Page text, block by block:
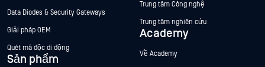
Data Diodes & Security Gateways
Giải pháp OEM
Quét mã độc di động
Sản phẩm
Trung tâm Công nghệ
Trung tâm nghiên cứu
Academy
Về Academy